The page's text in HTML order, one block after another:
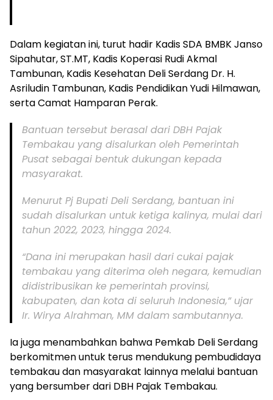
Dalam kegiatan ini, turut hadir Kadis SDA BMBK Janso
Sipahutar, ST.MT, Kadis Koperasi Rudi Akmal
Tambunan, Kadis Kesehatan Deli Serdang Dr. H.
Asriludin Tambunan, Kadis Pendidikan Yudi Hilmawan,
serta Camat Hamparan Perak.
Bantuan tersebut berasal dari DBH Pajak
Tembakau yang disalurkan oleh Pemerintah
Pusat sebagai bentuk dukungan kepada
masyarakat.
Menurut Pj Bupati Deli Serdang, bantuan ini
sudah disalurkan untuk ketiga kalinya, mulai dari
tahun 2022, 2023, hingga 2024.
“Dana ini merupakan hasil dari cukai pajak
tembakau yang diterima oleh negara, kemudian
didistribusikan ke pemerintah provinsi,
kabupaten, dan kota di seluruh Indonesia,” ujar
Ir. Wirya Alrahman, MM dalam sambutannya.
Ia juga menambahkan bahwa Pemkab Deli Serdang
berkomitmen untuk terus mendukung pembudidaya
tembakau dan masyarakat lainnya melalui bantuan
yang bersumber dari DBH Pajak Tembakau.